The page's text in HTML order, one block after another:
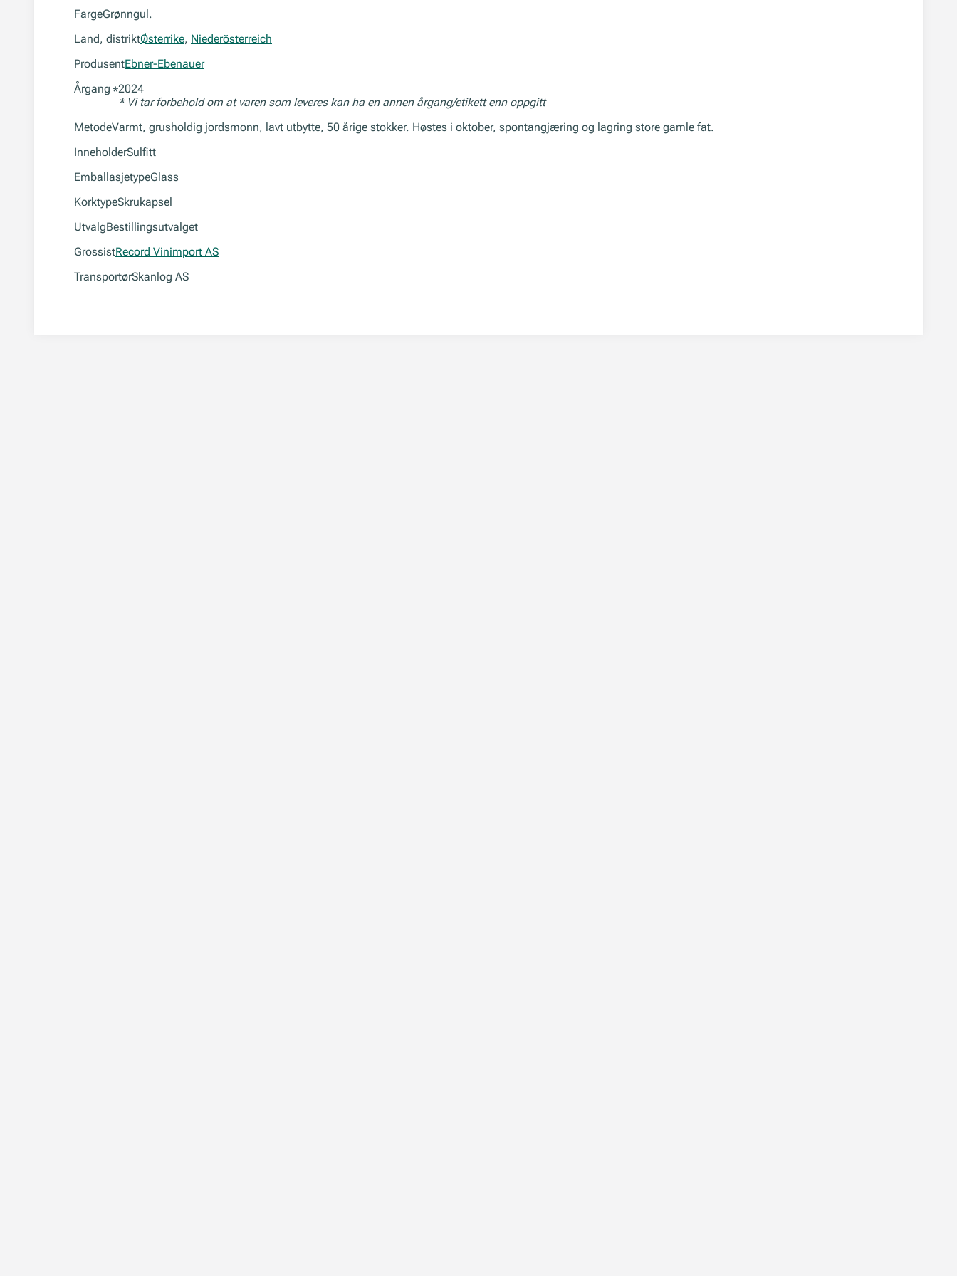
FargeGrønngul.
Land, distriktØsterrike, Niederösterreich
ProdusentEbner-Ebenauer
Årgang *2024
* Vi tar forbehold om at varen som leveres kan ha en annen årgang/etikett enn oppgitt
MetodeVarmt, grusholdig jordsmonn, lavt utbytte, 50 årige stokker. Høstes i oktober, spontangjæring og lagring store gamle fat.
InneholderSulfitt
EmballasjetypeGlass
KorktypeSkrukapsel
UtvalgBestillingsutvalget
GrossistRecord Vinimport AS
TransportørSkanlog AS